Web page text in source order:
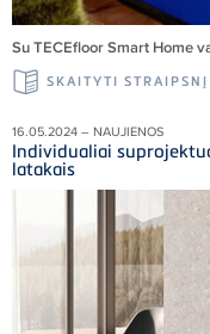
Su TECEfloor Smart Home
SKAITYTI STRAIPSNĮ
16.05.2024 – NAUJIENOS
Individualiai
latakais